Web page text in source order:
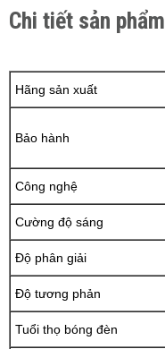
Chi tiết sản phẩm
Hãng sản xuất
Bảo hành
Công nghệ
Cường độ sáng
Độ phân giải
Độ tương phản
Tuổi thọ bóng đèn